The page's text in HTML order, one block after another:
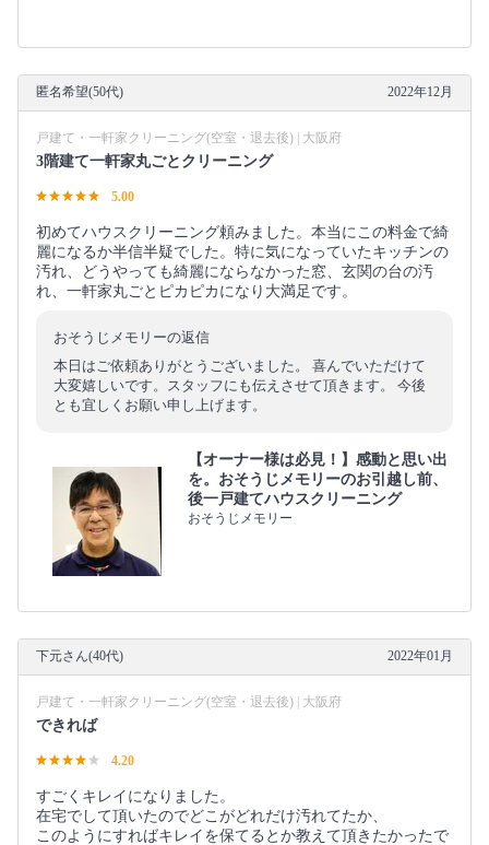
匿名希望(50代) 2022年12月
戸建て・一軒家クリーニング(空室・退去後) | 大阪府
3階建て一軒家丸ごとクリーニング
5.00
初めてハウスクリーニング頼みました。本当にこの料金で綺
麗になるか半信半疑でした。特に気になっていたキッチンの
汚れ、どうやっても綺麗にならなかった窓、玄関の台の汚
れ、一軒家丸ごとピカピカになり大満足です。
おそうじメモリーの返信
本日はご依頼ありがとうございました。 喜んでいただけて
大変嬉しいです。スタッフにも伝えさせて頂きます。 今後
とも宜しくお願い申し上げます。
【オーナー様は必見！】感動と思い出
を。おそうじメモリーのお引越し前、
後一戸建てハウスクリーニング
おそうじメモリー
下元さん(40代) 2022年01月
戸建て・一軒家クリーニング(空室・退去後) | 大阪府
できれば
4.20
すごくキレイになりました。
在宅でして頂いたのでどこがどれだけ汚れてたか、
このようにすればキレイを保てるとか教えて頂きたかったで